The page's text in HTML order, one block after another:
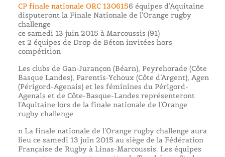
CP finale nationale ORC 1306156 équipes d’Aquitaine
disputeront la Finale Nationale de l’Orange rugby
challenge
ce samedi 13 juin 2015 à Marcoussis (91)
et 2 équipes de Drop de Béton invitées hors
compétition
Les clubs de Gan-Jurançon (Béarn), Peyrehorade (Côte
Basque Landes), Parentis-Ychoux (Côte d’Argent), Agen
(Périgord-Agenais) et les féminines du Périgord-
Agenais et de Côte-Basque-Landes représenteront
l’Aquitaine lors de la finale nationale de l’Orange
rugby challenge
n La finale nationale de l’Orange rugby challenge aura
lieu ce samedi 13 juin 2015 au siège de la Fédération
Française de Rugby à Linas-Marcoussis. Les équipes